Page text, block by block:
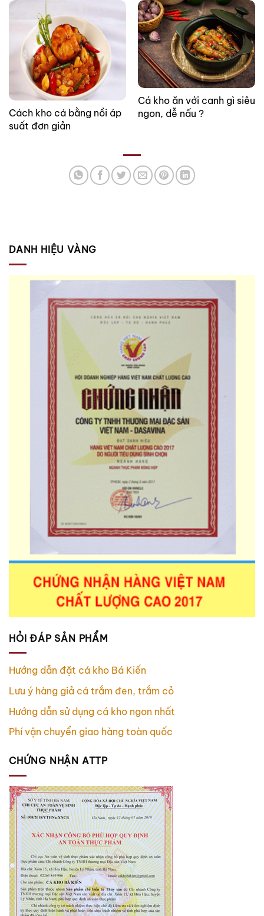
Cách kho cá bằng nồi áp
suất đơn giản
Cá kho ăn với canh gì siêu
ngon, dễ nấu ?
DANH HIỆU VÀNG
HỎI ĐÁP SẢN PHẨM
Hướng dẫn đặt cá kho Bá Kiến
Lưu ý hàng giả cá trắm đen, trắm cỏ
Hướng dẫn sử dụng cá kho ngon nhất
Phí vận chuyển giao hàng toàn quốc
CHỨNG NHẬN ATTP